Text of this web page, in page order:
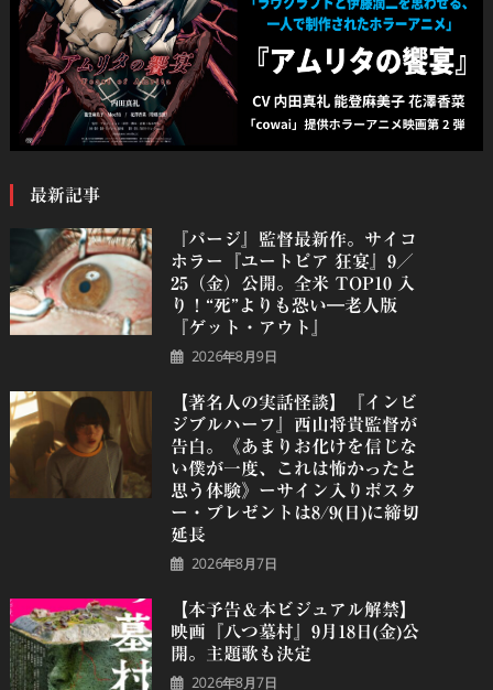
最新記事
『パージ』監督最新作。サイコ
ホラー『ユートピア 狂宴』9／
25（金）公開。全米 TOP10 入
り！“死”よりも恐い―老人版
『ゲット・アウト』
2026年8月9日
【著名人の実話怪談】『インビ
ジブルハーフ』⻄⼭将貴監督が
告白。《あまりお化けを信じな
い僕が一度、これは怖かったと
思う体験》ーサイン入りポスタ
ー・プレゼントは8/9(日)に締切
延長
2026年8月7日
【本予告＆本ビジュアル解禁】
映画『八つ墓村』9月18日(金)公
開。主題歌も決定
2026年8月7日